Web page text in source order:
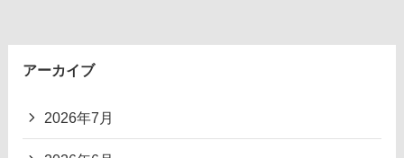
アーカイブ
2026年7月